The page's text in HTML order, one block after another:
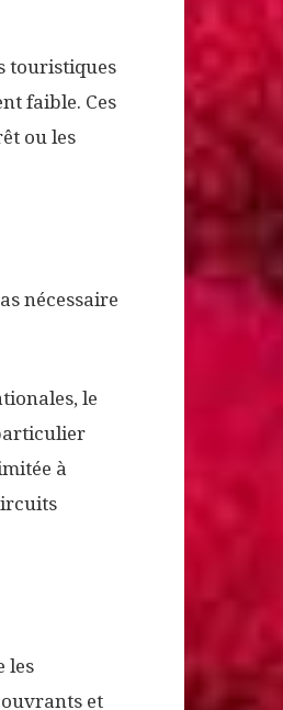
touristiques
faible. Ces
ou les
nécessaire
le
à
les
et